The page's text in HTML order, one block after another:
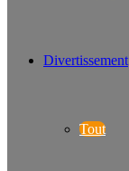
Divertissement
Tout